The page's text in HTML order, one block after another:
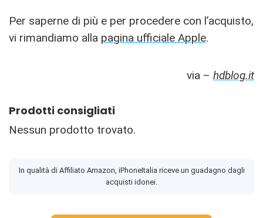
Per saperne di più e per procedere con l’acquisto,
vi rimandiamo alla pagina ufficiale Apple.
via – hdblog.it
Prodotti consigliati
Nessun prodotto trovato.
In qualità di Affiliato Amazon, iPhoneItalia riceve un guadagno dagli
acquisti idonei.